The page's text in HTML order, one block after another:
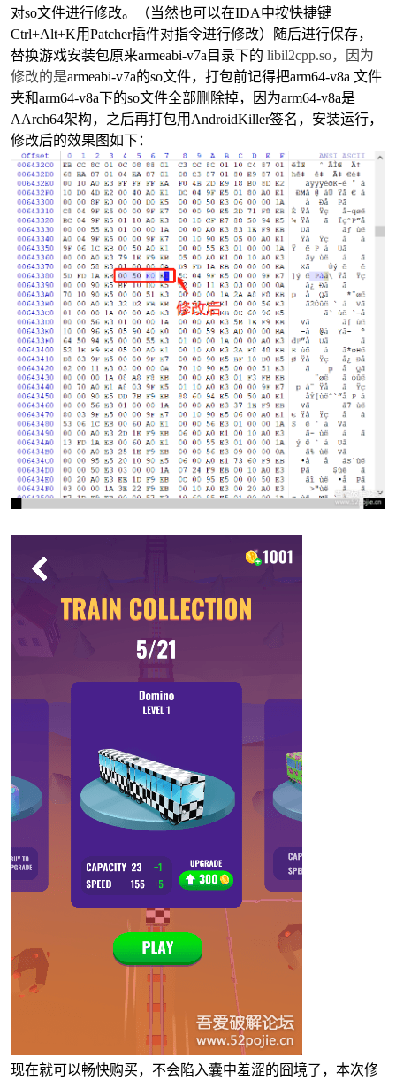
对so文件进行修改。（当然也可以在IDA中按快捷键
Ctrl+Alt+K用Patcher插件对指令进行修改）随后进行保存，
替换游戏安装包原来armeabi-v7a目录下的 libil2cpp.so，因为
修改的是armeabi-v7a的so文件，打包前记得把arm64-v8a 文件
夹和arm64-v8a下的so文件全部删除掉，因为arm64-v8a是
AArch64架构，之后再打包用AndroidKiller签名，安装运行，
修改后的效果图如下：
现在就可以畅快购买，不会陷入囊中羞涩的囧境了，本次修